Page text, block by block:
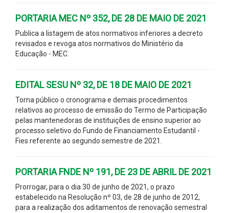
PORTARIA MEC Nº 352, DE 28 DE MAIO DE 2021
Publica a listagem de atos normativos inferiores a decreto
revisados e revoga atos normativos do Ministério da
Educação - MEC.
EDITAL SESU Nº 32, DE 18 DE MAIO DE 2021
Torna público o cronograma e demais procedimentos
relativos ao processo de emissão do Termo de Participação
pelas mantenedoras de instituições de ensino superior ao
processo seletivo do Fundo de Financiamento Estudantil -
Fies referente ao segundo semestre de 2021.
PORTARIA FNDE Nº 191, DE 23 DE ABRIL DE 2021
Prorrogar, para o dia 30 de junho de 2021, o prazo
estabelecido na Resolução nº 03, de 28 de junho de 2012,
para a realização dos aditamentos de renovação semestral